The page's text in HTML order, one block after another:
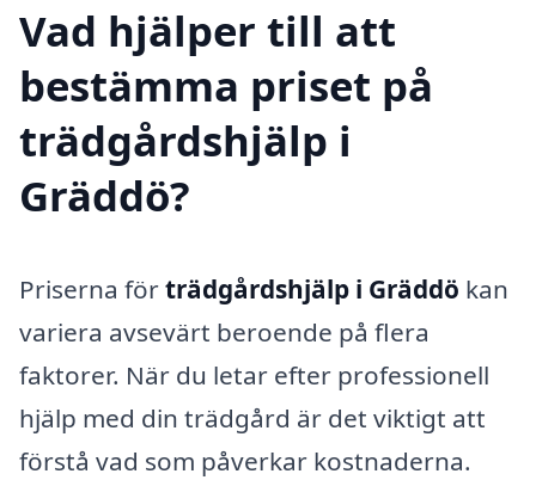
Vad hjälper till att
bestämma priset på
trädgårdshjälp i
Gräddö?
Priserna förträdgårdshjälp i Gräddö kan
variera avsevärt beroende på flera
faktorer. När du letar efter professionell
hjälp med din trädgård är det viktigt att
förstå vad som påverkar kostnaderna.